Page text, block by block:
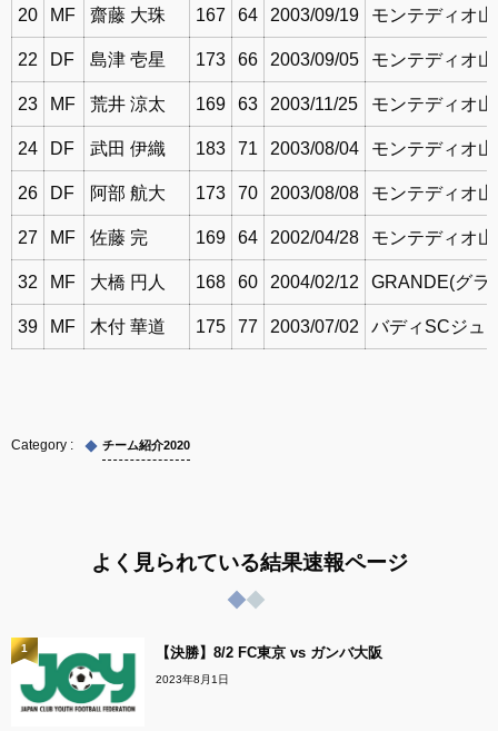
20 MF 齋藤 大珠 167 64 2003/09/19 モンテディオ
22 DF 島津 壱星 173 66 2003/09/05 モンテディオ
23 MF 荒井 涼太 169 63 2003/11/25 モンテディオ
24 DF 武田 伊織 183 71 2003/08/04 モンテディオ
26 DF 阿部 航大 173 70 2003/08/08 モンテディオ
27 MF 佐藤 完 169 64 2002/04/28 モンテディオ
32 MF 大橋 円人 168 60 2004/02/12 GRANDE(グラ
39 MF 木付 華道 175 77 2003/07/02 バディSCジュ
チーム紹介2020
よく見られている結果速報ページ
【決勝】8/2 FC東京 vs ガンバ大阪
2023年8月1日
1